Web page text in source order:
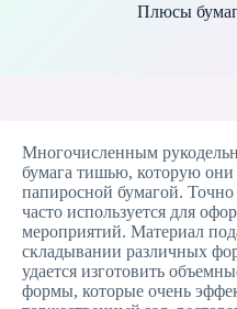
Плюсы
Многочисленным
бумага тишью, которую
папиросной бумагой.
часто используется для
мероприятий. Материал
складывании различных
удается изготовить
формы, которые очень